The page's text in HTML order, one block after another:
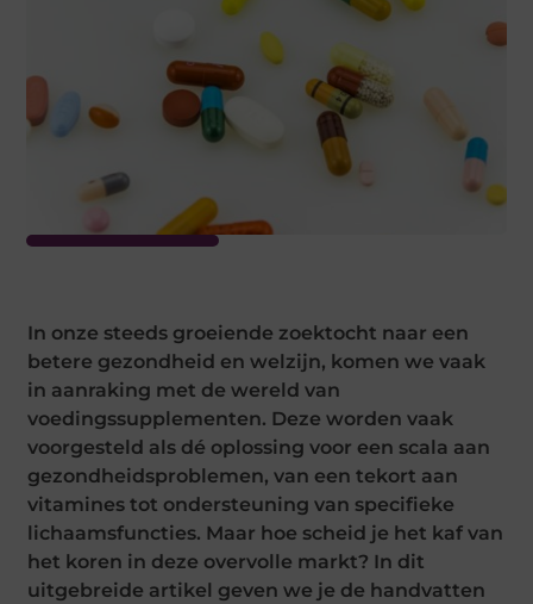
In onze steeds groeiende zoektocht naar een
betere gezondheid en welzijn, komen we vaak
in aanraking met de wereld van
voedingssupplementen. Deze worden vaak
voorgesteld als dé oplossing voor een scala aan
gezondheidsproblemen, van een tekort aan
vitamines tot ondersteuning van specifieke
lichaamsfuncties. Maar hoe scheid je het kaf van
het koren in deze overvolle markt? In dit
uitgebreide artikel geven we je de handvatten